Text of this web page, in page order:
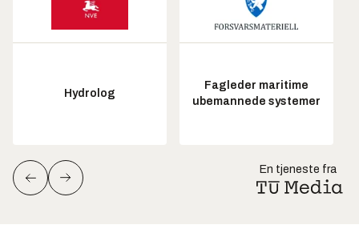
Hydrolog
Fagleder maritime
ubemannede systemer
En tjeneste fra